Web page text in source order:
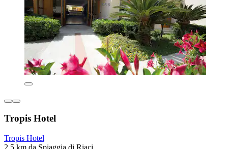
Tropis Hotel
Tropis Hotel
2,5 km da Spiaggia di Riaci